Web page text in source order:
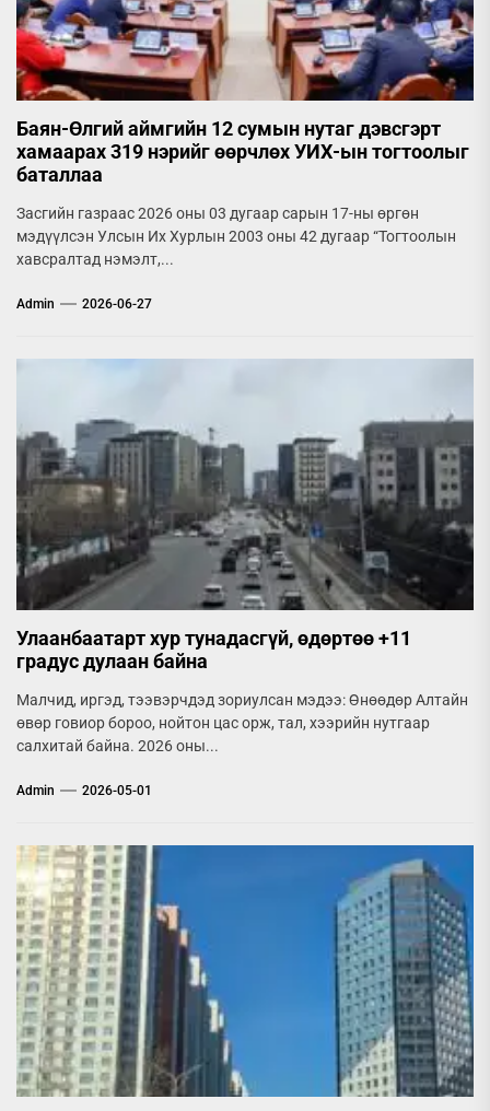
Баян-Өлгий аймгийн 12 сумын нутаг дэвсгэрт
хамаарах 319 нэрийг өөрчлөх УИХ-ын тогтоолыг
баталлаа
Засгийн газраас 2026 оны 03 дугаар сарын 17-ны өргөн
мэдүүлсэн Улсын Их Хурлын 2003 оны 42 дугаар “Тогтоолын
хавсралтад нэмэлт,...
Admin 2026-06-27
Улаанбаатарт хур тунадасгүй, өдөртөө +11
градус дулаан байна
Малчид, иргэд, тээвэрчдэд зориулсан мэдээ: Өнөөдөр Алтайн
өвөр говиор бороо, нойтон цас орж, тал, хээрийн нутгаар
салхитай байна. 2026 оны...
Admin 2026-05-01